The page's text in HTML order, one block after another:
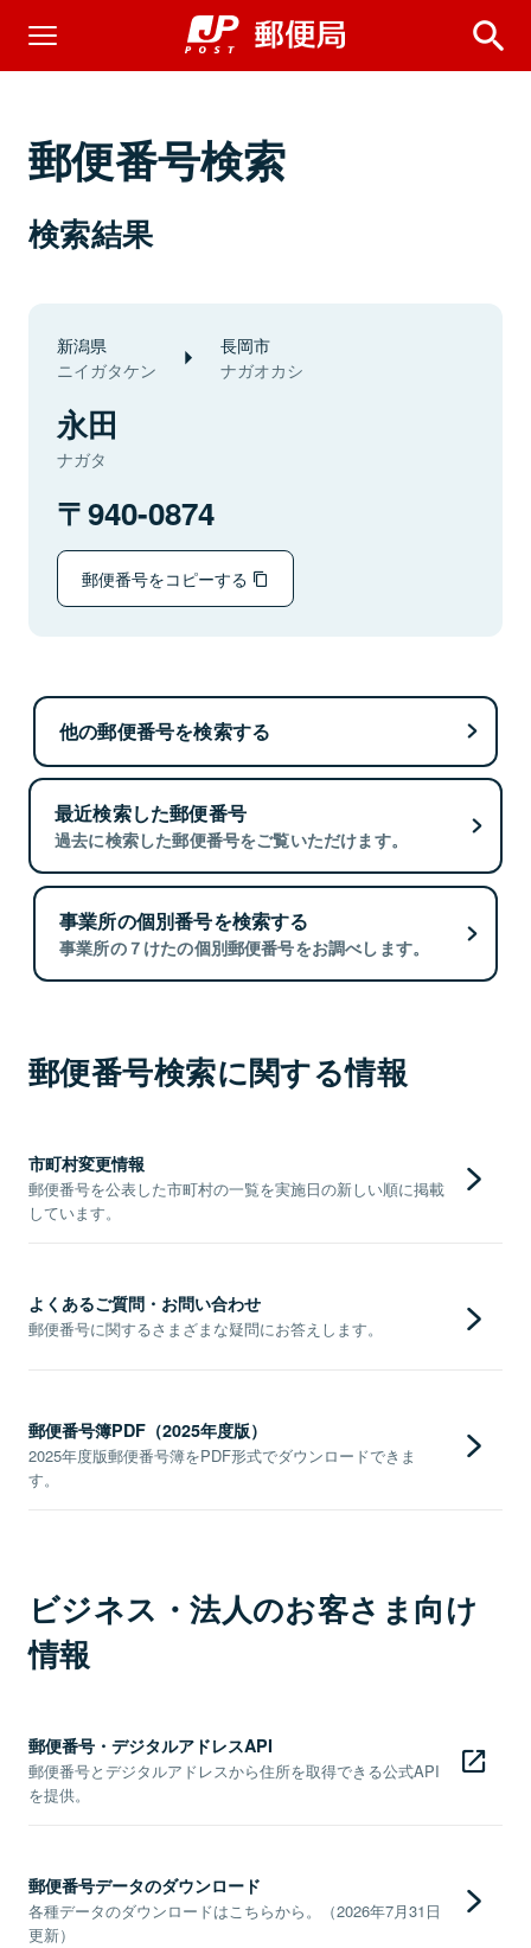
郵便番号検索
検索結果
新潟県
ニイガタケン
長岡市
ナガオカシ
永田
ナガタ
940-0874
郵便番号をコピーする
他の郵便番号を検索する
最近検索した郵便番号
過去に検索した郵便番号をご覧いただけます。
事業所の個別番号を検索する
事業所の７けたの個別郵便番号をお調べします。
郵便番号検索に関する情報
市町村変更情報
郵便番号を公表した市町村の一覧を実施日の新しい順に掲載
しています。
よくあるご質問・お問い合わせ
郵便番号に関するさまざまな疑問にお答えします。
郵便番号簿PDF（2025年度版）
2025年度版郵便番号簿をPDF形式でダウンロードできま
す。
ビジネス・法人のお客さま向け
情報
郵便番号・デジタルアドレスAPI
郵便番号とデジタルアドレスから住所を取得できる公式API
を提供。
郵便番号データのダウンロード
各種データのダウンロードはこちらから。（2026年7月31日
更新）